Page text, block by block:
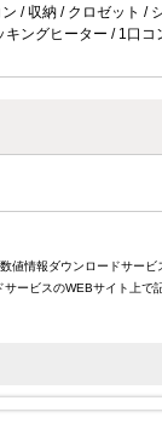
/ 収納 / クロゼット /
キングヒーター / 1口
値情報ダウンロードサ
ービスのWEBサイト上